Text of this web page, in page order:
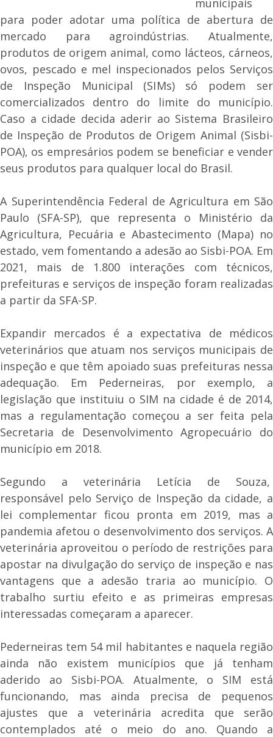
para poder adotar uma política de abertura de
mercado para agroindústrias. Atualmente,
produtos de origem animal, como lácteos, cárneos,
ovos, pescado e mel inspecionados pelos Serviços
de Inspeção Municipal (SIMs) só podem ser
comercializados dentro do limite do município.
Caso a cidade decida aderir ao Sistema Brasileiro
de Inspeção de Produtos de Origem Animal (Sisbi-
POA), os empresários podem se beneficiar e vender
seus produtos para qualquer local do Brasil.
A Superintendência Federal de Agricultura em São
Paulo (SFA-SP), que representa o Ministério da
Agricultura, Pecuária e Abastecimento (Mapa) no
estado, vem fomentando a adesão ao Sisbi-POA. Em
2021, mais de 1.800 interações com técnicos,
prefeituras e serviços de inspeção foram realizadas
a partir da SFA-SP.
Expandir mercados é a expectativa de médicos
veterinários que atuam nos serviços municipais de
inspeção e que têm apoiado suas prefeituras nessa
adequação. Em Pederneiras, por exemplo, a
legislação que instituiu o SIM na cidade é de 2014,
mas a regulamentação começou a ser feita pela
Secretaria de Desenvolvimento Agropecuário do
município em 2018.
Segundo a veterinária Letícia de Souza,
responsável pelo Serviço de Inspeção da cidade, a
lei complementar ficou pronta em 2019, mas a
pandemia afetou o desenvolvimento dos serviços. A
veterinária aproveitou o período de restrições para
apostar na divulgação do serviço de inspeção e nas
vantagens que a adesão traria ao município. O
trabalho surtiu efeito e as primeiras empresas
interessadas começaram a aparecer.
Pederneiras tem 54 mil habitantes e naquela região
ainda não existem municípios que já tenham
aderido ao Sisbi-POA. Atualmente, o SIM está
funcionando, mas ainda precisa de pequenos
ajustes que a veterinária acredita que serão
contemplados até o meio do ano. Quando a